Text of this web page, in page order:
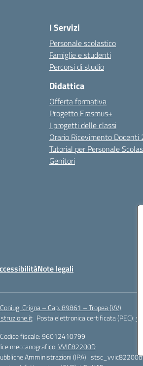
I Servizi
Personale scolastico
Famiglie e studenti
Percorsi di studio
Didattica
Offerta formativa
Progetto Erasmus+
I progetti delle classi
Orario Ricevimento
Tutorial per Personale
Genitori
Note legali
Crigna – Cap. 89861 – Tropea (VV)
Posta elettronica certificata (PEC):
Codice fiscale: 96012410799
meccanografico:VVIC82200D
Amministrazioni (IPA): istsc_vvic82200d